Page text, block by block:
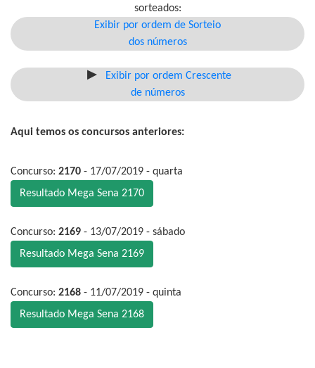
sorteados:
Exibir por ordem de Sorteio
dos números
Exibir por ordem Crescente
de números
Aqui temos os concursos anteriores:
Concurso: 2170 - 17/07/2019 - quarta
Resultado Mega Sena 2170
Concurso: 2169 - 13/07/2019 - sábado
Resultado Mega Sena 2169
Concurso: 2168 - 11/07/2019 - quinta
Resultado Mega Sena 2168